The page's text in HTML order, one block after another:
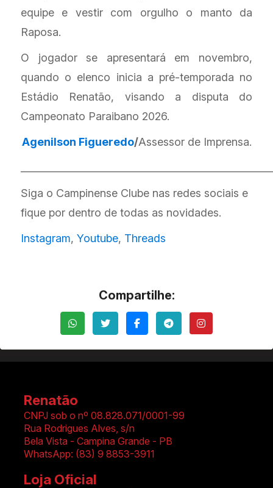
equipe e vestir com orgulho o manto da
Raposa.
O jogador se apresentará em novembro,
quando o elenco inicia a pré-temporada no
Estádio Renatão, visando a disputa do
Campeonato Paraibano 2026.
Agenilson Figueredo/Assessor de Imprensa.
Siga o Campinense Clube nas redes sociais e
fique por dentro de todas as novidades.
Instagram, Youtube, Threads
Compartilhe:
Renatão
CNPJ sob o nº 08.828.071/0001-99
Rua Rodrigues Alves, s/n
Bela Vista - Campina Grande - PB
WhatsApp: (83) 9 8853-3911
Loja Oficial